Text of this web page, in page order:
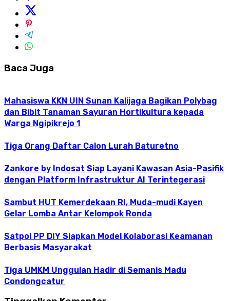
Baca Juga
Mahasiswa KKN UIN Sunan Kalijaga Bagikan Polybag
dan Bibit Tanaman Sayuran Hortikultura kepada
Warga Ngipikrejo 1
Tiga Orang Daftar Calon Lurah Baturetno
Zankore by Indosat Siap Layani Kawasan Asia-Pasifik
dengan Platform Infrastruktur AI Terintegerasi
Sambut HUT Kemerdekaan RI, Muda-mudi Kayen
Gelar Lomba Antar Kelompok Ronda
Satpol PP DIY Siapkan Model Kolaborasi Keamanan
Berbasis Masyarakat
Tiga UMKM Unggulan Hadir di Semanis Madu
Condongcatur